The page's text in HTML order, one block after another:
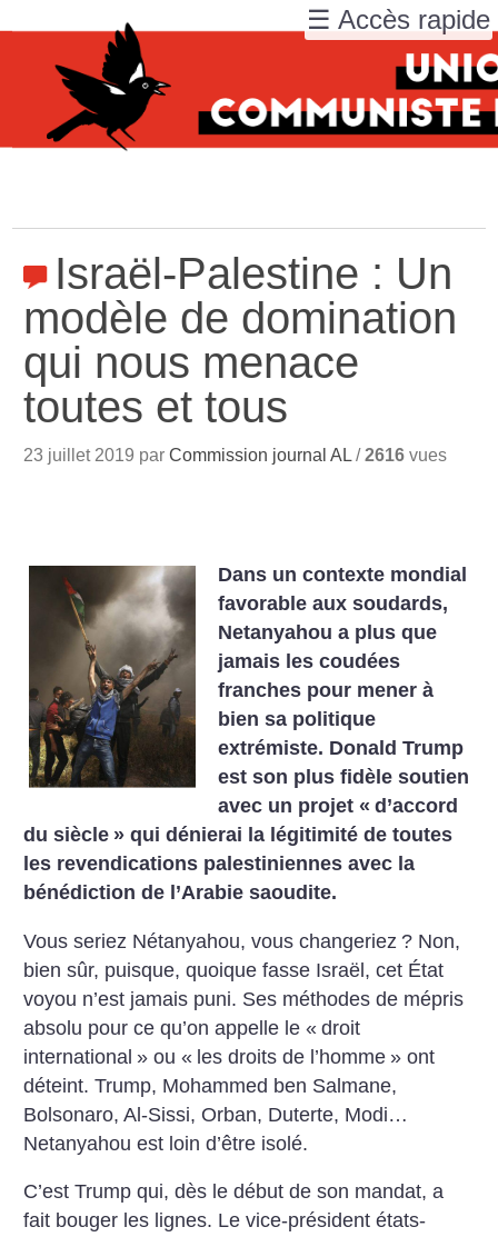
Israël-Palestine : Un
modèle de domination
qui nous menace
toutes et tous
23 juillet 2019 parCommission journal AL /2616 vues
Dans un contexte mondial
favorable aux soudards,
Netanyahou a plus que
jamais les coudées
franches pour mener à
bien sa politique
extrémiste. Donald Trump
est son plus fidèle soutien
avec un projet « d’accord
du siècle » qui dénierai la légitimité de toutes
les revendications palestiniennes avec la
bénédiction de l’Arabie saoudite.
Vous seriez Nétanyahou, vous changeriez ? Non,
bien sûr, puisque, quoique fasse Israël, cet État
voyou n’est jamais puni. Ses méthodes de mépris
absolu pour ce qu’on appelle le « droit
international » ou « les droits de l’homme » ont
déteint. Trump, Mohammed ben Salmane,
Bolsonaro, Al-Sissi, Orban, Duterte, Modi…
Netanyahou est loin ­d’être isolé.
C’est Trump qui, dès le début de son mandat, a
fait bouger les lignes. Le vice-président états-
☰ Accès rapide